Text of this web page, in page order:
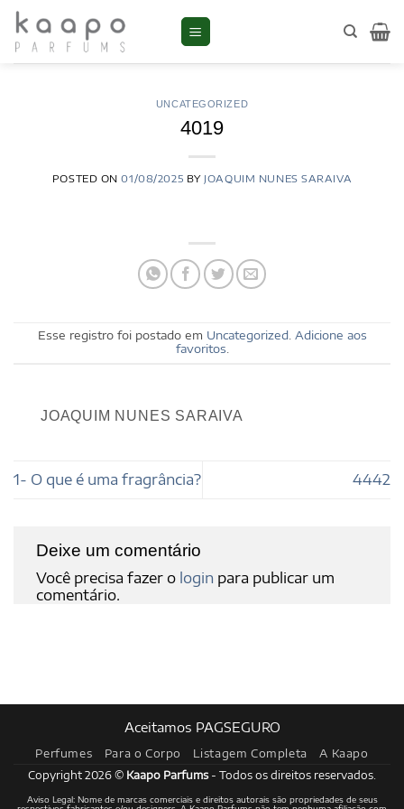
Skip
content
UNCATEGORIZED
4019
POSTED ON01/08/2025 BY JOAQUIM NUNES SARAIVA
Esse registro foi postado em Uncategorized. Adicione aos
favoritos
JOAQUIM NUNES SARAIVA
1- O que é uma fragrância? 4442
Deixe um comentário
Você precisa fazer o login para publicar um
comentário.
Aceitamos PAGSEGURO
Perfumes Para o Corpo Listagem Completa A Kaapo
Copyright 2026 © Kaapo Parfums- Todos os direitos reservados.
Aviso Legal: Nome de marcas comerciais e direitos autorais são propriedades de seus